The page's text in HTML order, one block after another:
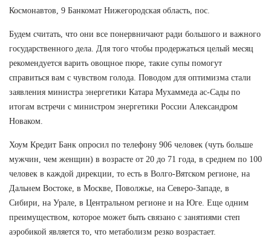
Космонавтов, 9 Банкомат Нижегородская область, пос.
Будем считать, что они все понервничают ради большого и важного
государственного дела. Для того чтобы продержаться целый месяц
рекомендуется варить овощное пюре, такие супы помогут
справиться вам с чувством голода. Поводом для оптимизма стали
заявления министра энергетики Катара Мухаммеда ас-Сады по
итогам встречи с министром энергетики России Александром
Новаком.
Хоум Кредит Банк опросил по телефону 906 человек (чуть больше
мужчин, чем женщин) в возрасте от 20 до 71 года, в среднем по 100
человек в каждой дирекции, то есть в Волго-Вятском регионе, на
Дальнем Востоке, в Москве, Поволжье, на Северо-Западе, в
Сибири, на Урале, в Центральном регионе и на Юге. Еще одним
преимуществом, которое может быть связано с занятиями степ
аэробикой является то, что метаболизм резко возрастает.